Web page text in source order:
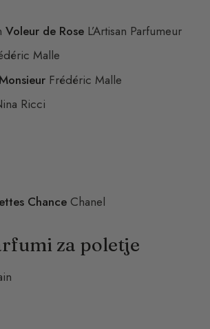
Voleur de Rose L’Artisan Parfumeur
Malle
Frédéric Malle
Ricci
Chance Chanel
za poletje